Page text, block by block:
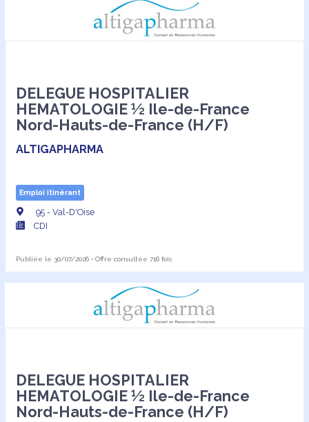
DELEGUE HOSPITALIER
HEMATOLOGIE ½ Ile-de-France
Nord-Hauts-de-France (H/F)
ALTIGAPHARMA
Emploi itinérant
95 - Val-D'Oise
CDI
Publiée le 30/07/2026 • Offre consultée 716 fois
DELEGUE HOSPITALIER
HEMATOLOGIE ½ Ile-de-France
Nord-Hauts-de-France (H/F)